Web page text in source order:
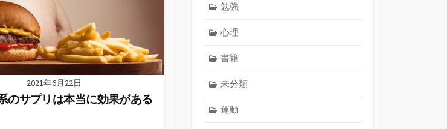
2021年6月22日
のサプリは本当に効果がある
勉強
心理
書籍
未分類
運動